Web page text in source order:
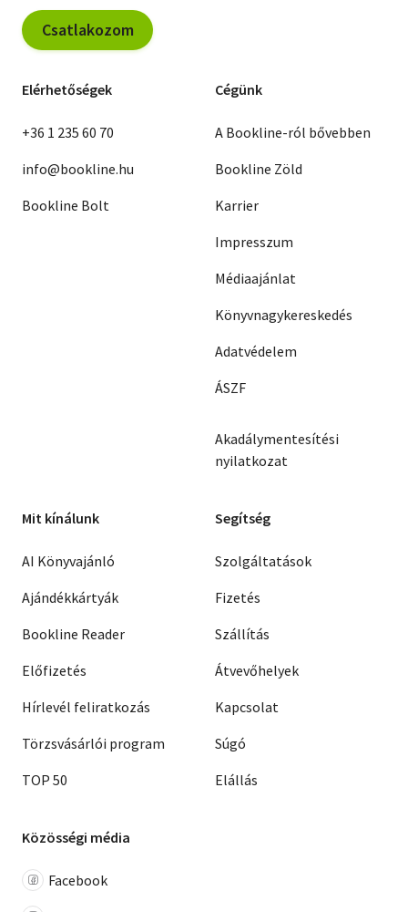
Csatlakozom
Elérhetőségek
+36 1 235 60 70
info@bookline.hu
Bookline Bolt
Cégünk
A Bookline-ról bővebben
Bookline Zöld
Karrier
Impresszum
Médiaajánlat
Könyvnagykereskedés
Adatvédelem
ÁSZF
Akadálymentesítési
nyilatkozat
Mit kínálunk
AI Könyvajánló
Ajándékkártyák
Bookline Reader
Előfizetés
Hírlevél feliratkozás
Törzsvásárlói program
TOP 50
Segítség
Szolgáltatások
Fizetés
Szállítás
Átvevőhelyek
Kapcsolat
Súgó
Elállás
Közösségi média
Facebook